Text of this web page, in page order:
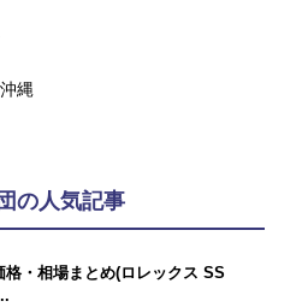
沖縄
の人気記事
格・相場まとめ(ロレックス SS